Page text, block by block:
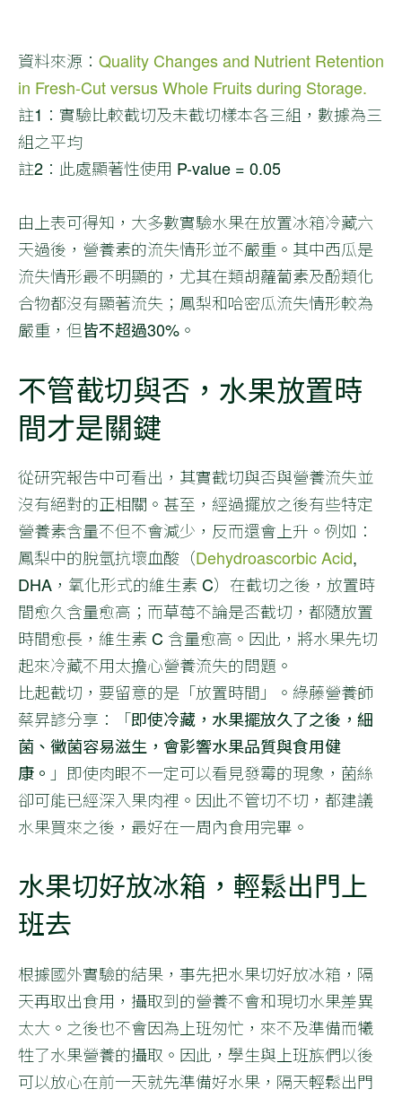
資料來源： Quality Changes and Nutrient Retention
in Fresh-Cut versus Whole Fruits during Storage.
註1：實驗比較截切及未截切樣本各三組，數據為三
組之平均
註2：此處顯著性使用 P-value = 0.05
由上表可得知，大多數實驗水果在放置冰箱冷藏六
天過後，營養素的流失情形並不嚴重。其中西瓜是
流失情形最不明顯的，尤其在類胡蘿蔔素及酚類化
合物都沒有顯著流失；鳳梨和哈密瓜流失情形較為
嚴重，但皆不超過30% 。
不管截切與否，水果放置時
間才是關鍵
從研究報告中可看出，其實截切與否與營養流失並
沒有絕對的正相關。甚至，經過擺放之後有些特定
營養素含量不但不會減少，反而還會上升。例如：
鳳梨中的脫氫抗壞血酸（Dehydroascorbic Acid,
DHA，氧化形式的維生素 C）在截切之後，放置時
間愈久含量愈高；而草莓不論是否截切，都隨放置
時間愈長，維生素 C 含量愈高。因此，將水果先切
起來冷藏不用太擔心營養流失的問題。
比起截切，要留意的是「放置時間」。綠藤營養師
蔡昇諺分享：「即使冷藏，水果擺放久了之後，細
菌、黴菌容易滋生，會影響水果品質與食用健
康。 」即使肉眼不一定可以看見發霉的現象，菌絲
卻可能已經深入果肉裡。因此不管切不切，都建議
水果買來之後，最好在一周內食用完畢。
水果切好放冰箱，輕鬆出門上
班去
根據國外實驗的結果，事先把水果切好放冰箱，隔
天再取出食用，攝取到的營養不會和現切水果差異
太大。之後也不會因為上班匆忙，來不及準備而犧
牲了水果營養的攝取。因此，學生與上班族們以後
可以放心在前一天就先準備好水果，隔天輕鬆出門